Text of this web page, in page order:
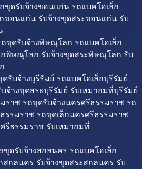
ขุดรับจ้างขอนแก่น รถแบคโฮเล็ก
ขอนแก่น รับจ้างขุดสระขอนแก่น รับ
ขุดรับจ้างพิษณุโลก รถแบคโฮเล็ก
พิษณุโลก รับจ้างขุดสระพิษณุโลก รับ
รับจ้างบุรีรัมย์ รถแบคโฮเล็กบุรีรัมย์
จ้างขุดสระบุรีรัมย์ รับเหมาถมที่บุรีรัมย์
ราช รถขุดรับจ้างนครศรีธรรมราช รถ
รรมราช รถขุดเล็กนครศรีธรรมราช
รีธรรมราช รับเหมาถมที่
ดรับจ้างสกลนคร รถแบคโฮเล็ก
สกลนคร รับจ้างขุดสระสกลนคร รับ